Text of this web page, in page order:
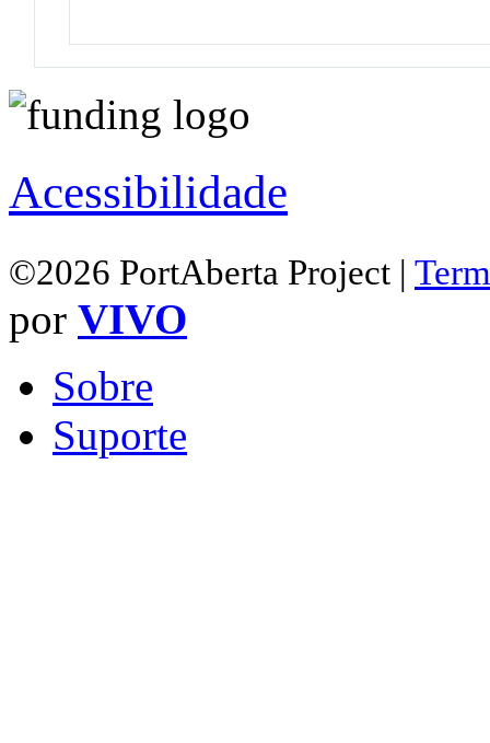
Acessibilidade
©2026 PortAberta Project |
por VIVO
Sobre
Suporte